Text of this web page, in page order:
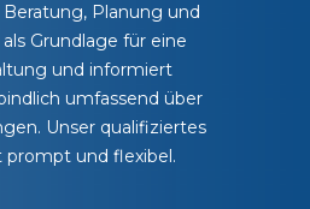
Planung und
Grundlage für eine
und informiert
umfassend über
Unser qualifiziertes
und flexibel.